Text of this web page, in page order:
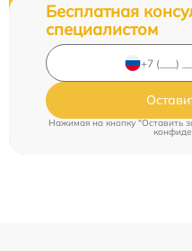
Бесплатная
специалистом
Нажимая на кнопку "Оставить